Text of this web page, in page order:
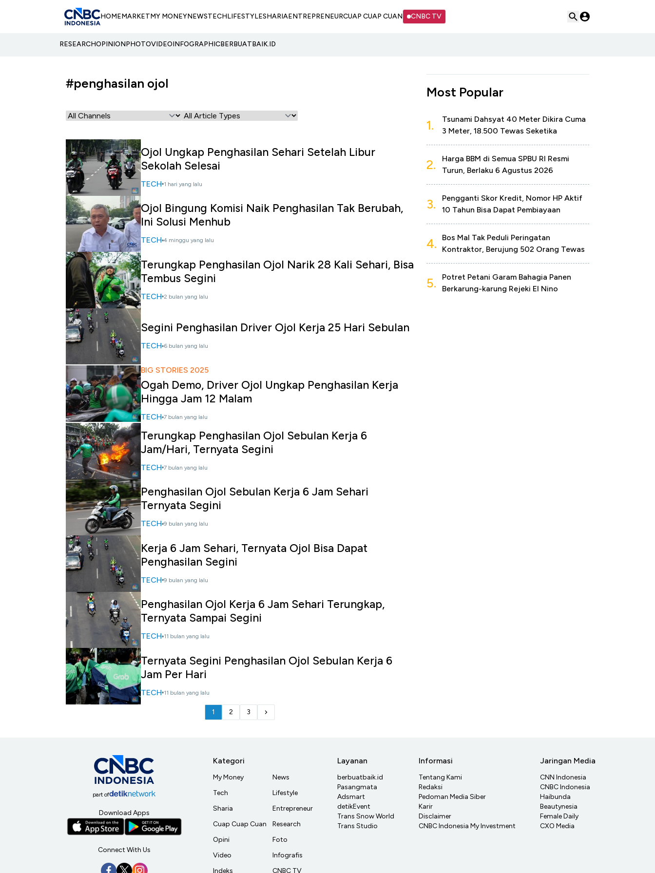
HOMEMARKETMY MONEYNEWSTECHLIFESTYLESHARIAENTREPRENEURCUAP CUAP CUAN CNBC TV
RESEARCHOPINIONPHOTOVIDEOINFOGRAPHICBERBUATBAIK.ID
#penghasilan ojol
Ojol Ungkap Penghasilan Sehari Setelah Libur
Sekolah Selesai
TECH 1 hari yang lalu
Ojol Bingung Komisi Naik Penghasilan Tak Berubah,
Ini Solusi Menhub
TECH 4 minggu yang lalu
Terungkap Penghasilan Ojol Narik 28 Kali Sehari, Bisa
Tembus Segini
TECH 2 bulan yang lalu
Segini Penghasilan Driver Ojol Kerja 25 Hari Sebulan
TECH 6 bulan yang lalu
BIG STORIES 2025
Ogah Demo, Driver Ojol Ungkap Penghasilan Kerja
Hingga Jam 12 Malam
TECH 7 bulan yang lalu
Terungkap Penghasilan Ojol Sebulan Kerja 6
Jam/Hari, Ternyata Segini
TECH 7 bulan yang lalu
Penghasilan Ojol Sebulan Kerja 6 Jam Sehari
Ternyata Segini
TECH 9 bulan yang lalu
Kerja 6 Jam Sehari, Ternyata Ojol Bisa Dapat
Penghasilan Segini
TECH 9 bulan yang lalu
Penghasilan Ojol Kerja 6 Jam Sehari Terungkap,
Ternyata Sampai Segini
TECH 11 bulan yang lalu
Ternyata Segini Penghasilan Ojol Sebulan Kerja 6
Jam Per Hari
TECH 11 bulan yang lalu
1 2 3
Most Popular
1.
Tsunami Dahsyat 40 Meter Dikira Cuma
3 Meter, 18.500 Tewas Seketika
2.
Harga BBM di Semua SPBU RI Resmi
Turun, Berlaku 6 Agustus 2026
3.
Pengganti Skor Kredit, Nomor HP Aktif
10 Tahun Bisa Dapat Pembiayaan
4.
Bos Mal Tak Peduli Peringatan
Kontraktor, Berujung 502 Orang Tewas
5.
Potret Petani Garam Bahagia Panen
Berkarung-karung Rejeki El Nino
part of
Download Apps
Connect With Us
Kategori
My Money
Tech
Sharia
Cuap Cuap Cuan
Opini
Video
Indeks
News
Lifestyle
Entrepreneur
Research
Foto
Infografis
CNBC TV
Layanan
berbuatbaik.id
Pasangmata
Adsmart
detikEvent
Trans Snow World
Trans Studio
Informasi
Tentang Kami
Redaksi
Pedoman Media Siber
Karir
Disclaimer
CNBC Indonesia My Investment
Jaringan Media
CNN Indonesia
CNBC Indonesia
Haibunda
Beautynesia
Female Daily
CXO Media